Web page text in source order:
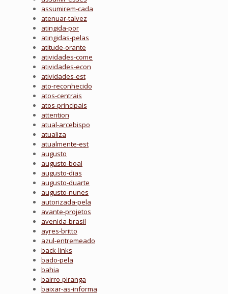
assumirem-cada
atenuar-talvez
atingida-por
atingidas-pelas
atitude-orante
atividades-come
atividades-econ
atividades-est
ato-reconhecido
atos-centrais
atos-principais
attention
atual-arcebispo
atualiza
atualmente-est
augusto
augusto-boal
augusto-dias
augusto-duarte
augusto-nunes
autorizada-pela
avante-projetos
avenida-brasil
ayres-britto
azul-entremeado
back-links
bado-pela
bahia
bairro-piranga
baixar-as-informa